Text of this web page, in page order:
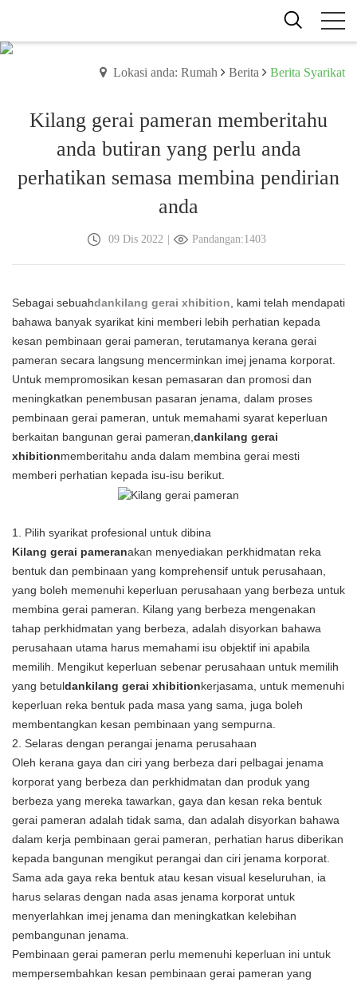
Lokasi anda: Rumah Berita Berita Syarikat
Kilang gerai pameran memberitahu
anda butiran yang perlu anda
perhatikan semasa membina pendirian
anda
09 Dis 2022 Pandangan:1403
Sebagai sebuahdankilang gerai xhibition , kami telah mendapati
bahawa banyak syarikat kini memberi lebih perhatian kepada
kesan pembinaan gerai pameran, terutamanya kerana gerai
pameran secara langsung mencerminkan imej jenama korporat.
Untuk mempromosikan kesan pemasaran dan promosi dan
meningkatkan penembusan pasaran jenama, dalam proses
pembinaan gerai pameran, untuk memahami syarat keperluan
berkaitan bangunan gerai pameran, dankilang gerai
xhibitionmemberitahu anda dalam membina gerai mesti
memberi perhatian kepada isu-isu berikut.
1. Pilih syarikat profesional untuk dibina
Kilang gerai pameranakan menyediakan perkhidmatan reka
bentuk dan pembinaan yang komprehensif untuk perusahaan,
yang boleh memenuhi keperluan perusahaan yang berbeza untuk
membina gerai pameran. Kilang yang berbeza mengenakan
tahap perkhidmatan yang berbeza, adalah disyorkan bahawa
perusahaan utama harus memahami isu objektif ini apabila
memilih. Mengikut keperluan sebenar perusahaan untuk memilih
yang betuldankilang gerai xhibitionkerjasama, untuk memenuhi
keperluan reka bentuk pada masa yang sama, juga boleh
membentangkan kesan pembinaan yang sempurna.
2. Selaras dengan perangai jenama perusahaan
Oleh kerana gaya dan ciri yang berbeza dari pelbagai jenama
korporat yang berbeza dan perkhidmatan dan produk yang
berbeza yang mereka tawarkan, gaya dan kesan reka bentuk
gerai pameran adalah tidak sama, dan adalah disyorkan bahawa
dalam kerja pembinaan gerai pameran, perhatian harus diberikan
kepada bangunan mengikut perangai dan ciri jenama korporat.
Sama ada gaya reka bentuk atau kesan visual keseluruhan, ia
harus selaras dengan nada asas jenama korporat untuk
menyerlahkan imej jenama dan meningkatkan kelebihan
pembangunan jenama.
Pembinaan gerai pameran perlu memenuhi keperluan ini untuk
mempersembahkan kesan pembinaan gerai pameran yang